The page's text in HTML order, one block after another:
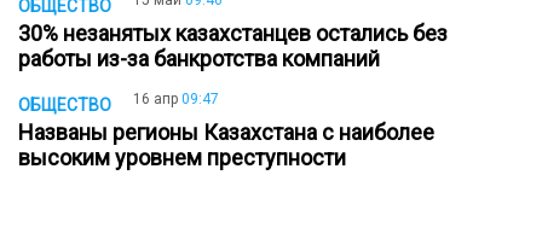
ОБЩЕСТВО
30% незанятых казахстанцев остались без
работы из-за банкротства компаний
ОБЩЕСТВО 16 апр 09:47
Названы регионы Казахстана с наиболее
высоким уровнем преступности